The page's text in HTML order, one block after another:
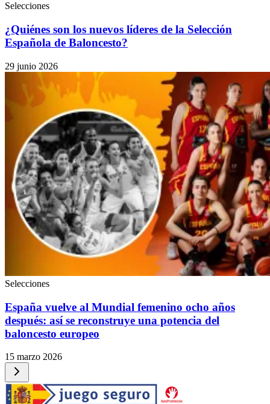
Selecciones
¿Quiénes son los nuevos líderes de la Selección
Española de Baloncesto?
29 junio 2026
Selecciones
España vuelve al Mundial femenino ocho años
después: así se reconstruye una potencia del
baloncesto europeo
15 marzo 2026